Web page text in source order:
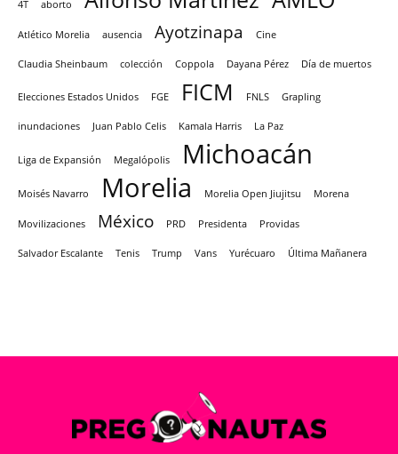
4T aborto
Atlético Morelia ausencia Ayotzinapa Cine
Claudia Sheinbaum colección Coppola Dayana Pérez Día de muertos
Elecciones Estados Unidos FGE FICM FNLS Grapling
inundaciones Juan Pablo Celis Kamala Harris La Paz
Liga de Expansión Megalópolis Michoacán
Moisés Navarro Morelia Morelia Open Jiujitsu Morena
Movilizaciones México PRD Presidenta Providas
Salvador Escalante Tenis Trump Vans Yurécuaro Última Mañanera